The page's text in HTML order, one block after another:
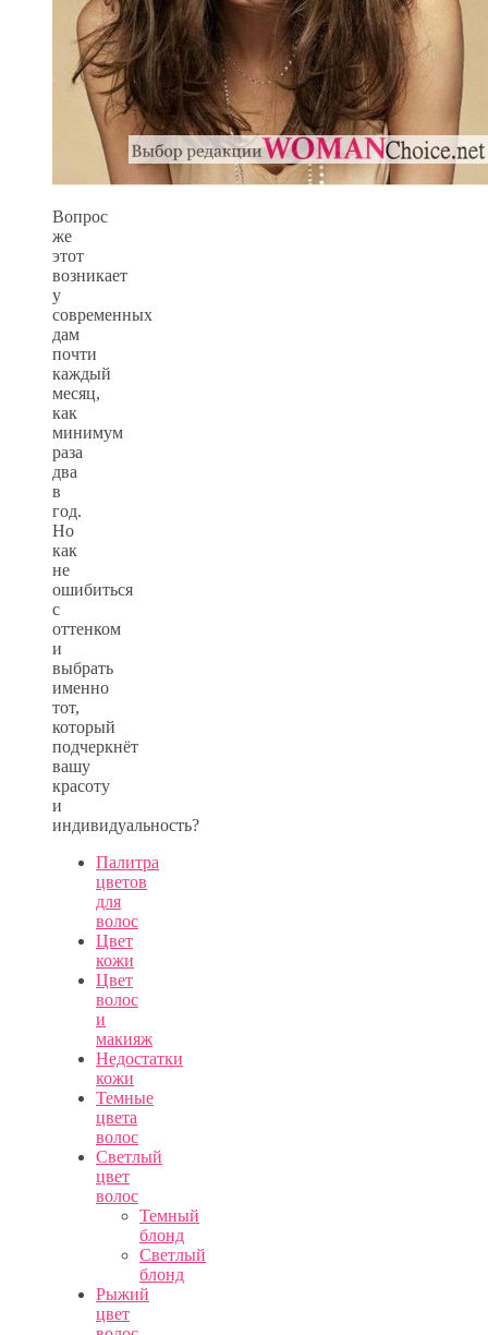
Вопрос
же
этот
возникает
у
современных
дам
почти
каждый
месяц,
как
минимум
раза
два
в
год.
Но
как
не
ошибиться
с
оттенком
и
выбрать
именно
тот,
который
подчеркнёт
вашу
красоту
и
индивидуальность?
Палитра
цветов
для
волос
Цвет
кожи
Цвет
волос
и
макияж
Недостатки
кожи
Темные
цвета
волос
Светлый
цвет
волос
Темный
блонд
Светлый
блонд
Рыжий
цвет